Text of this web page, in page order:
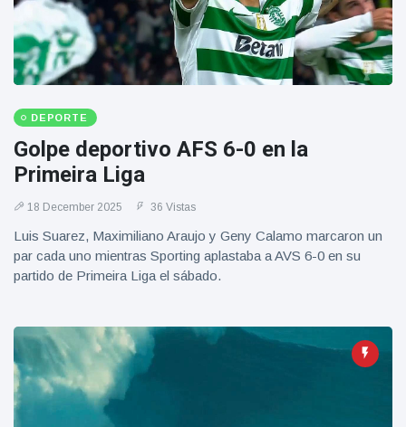
Großmutter
feiert ihren
99.
Geburtstag
und tanzt
8 May
1133
Vistas
DEPORTE
Golpe deportivo AFS 6-0 en la
Primeira Liga
18 December 2025 36 Vistas
Luis Suarez, Maximiliano Araujo y Geny Calamo marcaron un
par cada uno mientras Sporting aplastaba a AVS 6-0 en su
partido de Primeira Liga el sábado.